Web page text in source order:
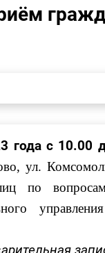
года с 10.00
ул.
по